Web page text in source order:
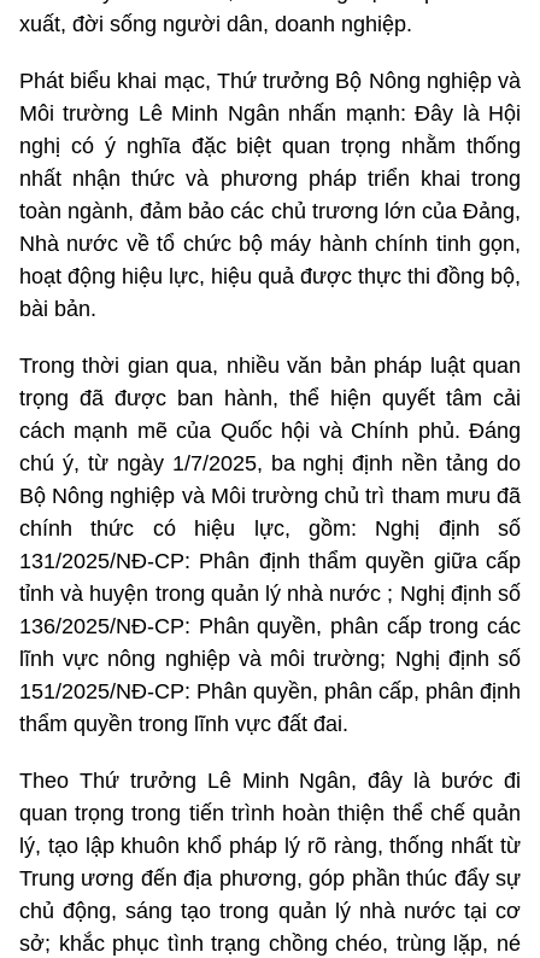
xuất, đời sống người dân, doanh nghiệp.
Phát biểu khai mạc, Thứ trưởng Bộ Nông nghiệp và
Môi trường Lê Minh Ngân nhấn mạnh: Đây là Hội
nghị có ý nghĩa đặc biệt quan trọng nhằm thống
nhất nhận thức và phương pháp triển khai trong
toàn ngành, đảm bảo các chủ trương lớn của Đảng,
Nhà nước về tổ chức bộ máy hành chính tinh gọn,
hoạt động hiệu lực, hiệu quả được thực thi đồng bộ,
bài bản.
Trong thời gian qua, nhiều văn bản pháp luật quan
trọng đã được ban hành, thể hiện quyết tâm cải
cách mạnh mẽ của Quốc hội và Chính phủ. Đáng
chú ý, từ ngày 1/7/2025, ba nghị định nền tảng do
Bộ Nông nghiệp và Môi trường chủ trì tham mưu đã
chính thức có hiệu lực, gồm: Nghị định số
131/2025/NĐ-CP: Phân định thẩm quyền giữa cấp
tỉnh và huyện trong quản lý nhà nước ; Nghị định số
136/2025/NĐ-CP: Phân quyền, phân cấp trong các
lĩnh vực nông nghiệp và môi trường; Nghị định số
151/2025/NĐ-CP: Phân quyền, phân cấp, phân định
thẩm quyền trong lĩnh vực đất đai.
Theo Thứ trưởng Lê Minh Ngân, đây là bước đi
quan trọng trong tiến trình hoàn thiện thể chế quản
lý, tạo lập khuôn khổ pháp lý rõ ràng, thống nhất từ
Trung ương đến địa phương, góp phần thúc đẩy sự
chủ động, sáng tạo trong quản lý nhà nước tại cơ
sở; khắc phục tình trạng chồng chéo, trùng lặp, né